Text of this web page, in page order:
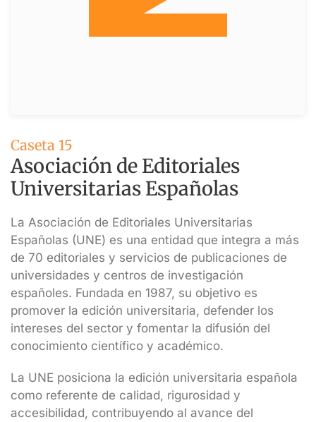
Caseta 15
Asociación de Editoriales
Universitarias Españolas
La Asociación de Editoriales Universitarias
Españolas (UNE) es una entidad que integra a más
de 70 editoriales y servicios de publicaciones de
universidades y centros de investigación
españoles. Fundada en 1987, su objetivo es
promover la edición universitaria, defender los
intereses del sector y fomentar la difusión del
conocimiento científico y académico.
La UNE posiciona la edición universitaria española
como referente de calidad, rigurosidad y
accesibilidad, contribuyendo al avance del